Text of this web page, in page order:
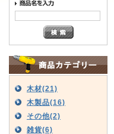
木材(21)
木製品(16)
その他(2)
雑貨(6)